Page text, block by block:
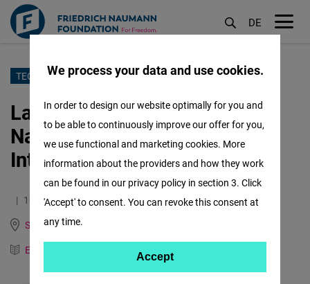
Pasar
contenido
principal
DE
TECH WOMEN
La Fundación Friedrich
Naumann en el "I Congreso
Internacional Alicante Futura
10.10.2022
3.6 Minutos
Spain, Italy, Portugal and Mediterranean Dialogue
English
We process your data and use cookies.
In order to design our website optimally for you and
to be able to continuously improve our offer for you,
we use functional and marketing cookies. More
information about the providers and how they work
can be found in our privacy policy in section 3. Click
'Accept' to consent. You can revoke this consent at
any time.
Accept